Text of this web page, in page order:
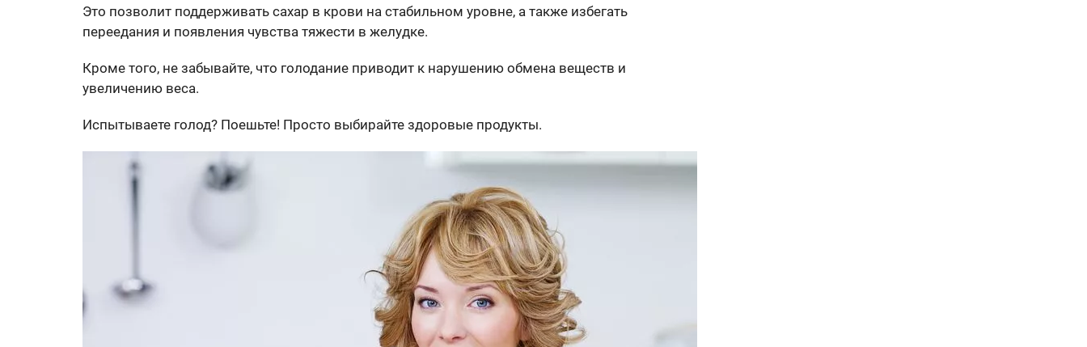
Это позволит поддерживать сахар в крови на стабильном уровне, а также избегать
переедания и появления чувства тяжести в желудке.
Кроме того, не забывайте, что голодание приводит к нарушению обмена веществ и
увеличению веса.
Испытываете голод? Поешьте! Просто выбирайте здоровые продукты.